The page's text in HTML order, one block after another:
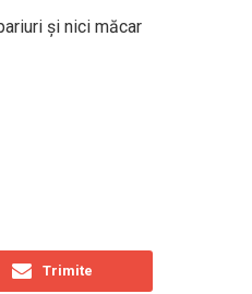
și nici măcar
Trimite